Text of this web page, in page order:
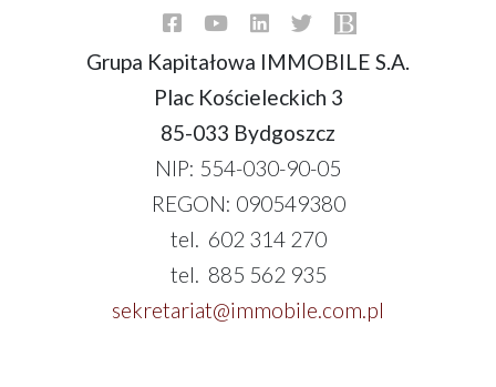
Grupa Kapitałowa IMMOBILE S.A.
Plac Kościeleckich 3
85-033 Bydgoszcz
NIP: 554-030-90-05
REGON: 090549380
tel. 602 314 270
tel. 885 562 935
sekretariat@immobile.com.pl